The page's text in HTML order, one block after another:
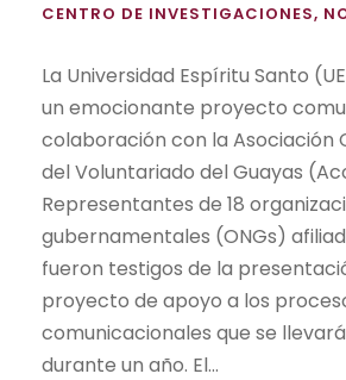
CENTRO DE INVESTIGACIONES,
La Universidad Espíritu Santo
un emocionante proyecto
colaboración con la Asociación
del Voluntariado del Guayas
Representantes de 18
gubernamentales (ONGs)
fueron testigos de la
proyecto de apoyo a los
comunicacionales que se
durante un año. El...